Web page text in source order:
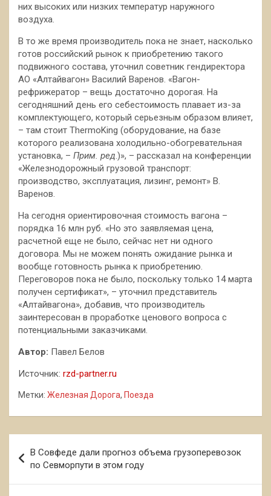
них высоких или низких температур наружного
воздуха.
В то же время производитель пока не знает, насколько
готов российский рынок к приобретению такого
подвижного состава, уточнил советник гендиректора
АО «Алтайвагон» Василий Варенов. «Вагон-
рефрижератор – вещь достаточно дорогая. На
сегодняшний день его себестоимость плавает из-за
комплектующего, который серьезным образом влияет,
– там стоит ThermoKing (оборудование, на базе
которого реализована холодильно-обогревательная
установка, – Прим. ред.)», – рассказал на конференции
«Железнодорожный грузовой транспорт:
производство, эксплуатация, лизинг, ремонт» В.
Варенов.
На сегодня ориентировочная стоимость вагона –
порядка 16 млн руб. «Но это заявляемая цена,
расчетной еще не было, сейчас нет ни одного
договора. Мы не можем понять ожидание рынка и
вообще готовность рынка к приобретению.
Переговоров пока не было, поскольку только 14 марта
получен сертификат», – уточнил представитель
«Алтайвагона», добавив, что производитель
заинтересован в проработке ценового вопроса с
потенциальными заказчиками.
Автор: Павел Белов
Источник: rzd-partner.ru
Метки: Железная Дорога, Поезда
по
записям
В Совфеде дали прогноз объема грузоперевозок
по Севморпути в этом году